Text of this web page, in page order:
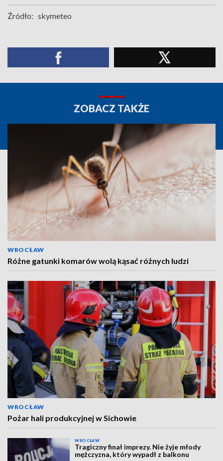
Źródło: skymeteo
ZOBACZ TAKŻE
WROCŁAW
Różne gatunki komarów wolą kąsać różnych ludzi
WROCŁAW
Pożar hali produkcyjnej w Sichowie
WROCŁAW
Tragiczny finał imprezy. Nie żyje młody
mężczyzna, który wypadł z balkonu